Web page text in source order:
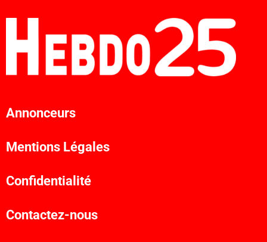
Annonceurs
Mentions Légales
Confidentialité
Contactez-nous